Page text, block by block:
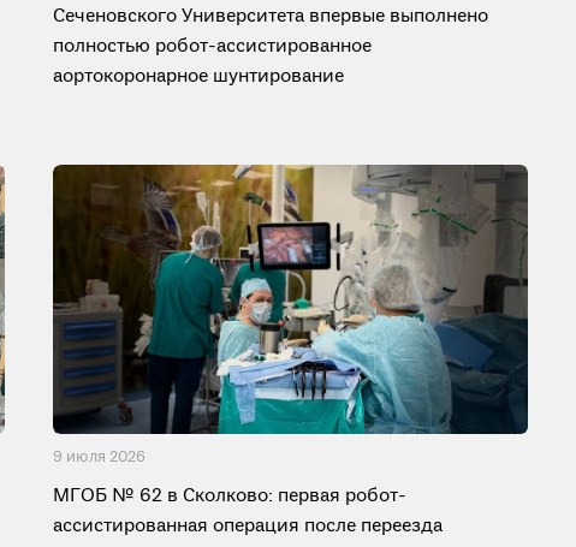
Сеченовского Университета впервые выполнено
полностью робот-ассистированное
аортокоронарное шунтирование
9 июля 2026
МГОБ № 62 в Сколково: первая робот-
ассистированная операция после переезда